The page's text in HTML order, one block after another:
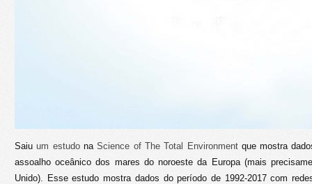
Saiuum estudonaScience of The Total Environmentque mostra
assoalho oceânico dos mares do noroeste da Europa (mais
Unido). Esse estudo mostra dados do período de 1992-2017 com